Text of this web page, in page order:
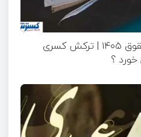
پیش بینی میزان افزایش حقوق ۱۴۰۵ | ترکش کسری
خورد ؟